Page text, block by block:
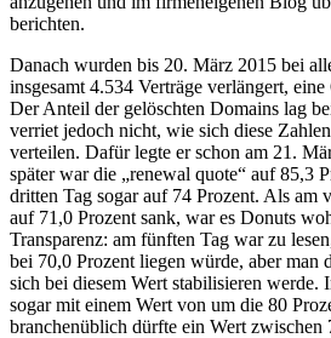
berichten.
Danach wurden bis 20. März 2015 bei
insgesamt 4.534 Verträge verlängert,
Der Anteil der gelöschten Domains lag
verriet jedoch nicht, wie sich diese
verteilen. Dafür legte er schon am 21.
später war die „renewal quote“ auf 85,3
dritten Tag sogar auf 74 Prozent. Als am
auf 71,0 Prozent sank, war es Donuts
Transparenz: am fünften Tag war zu
bei 70,0 Prozent liegen würde, aber man
sich bei diesem Wert stabilisieren werde.
sogar mit einem Wert von um die 80
branchenüblich dürfte ein Wert zwischen